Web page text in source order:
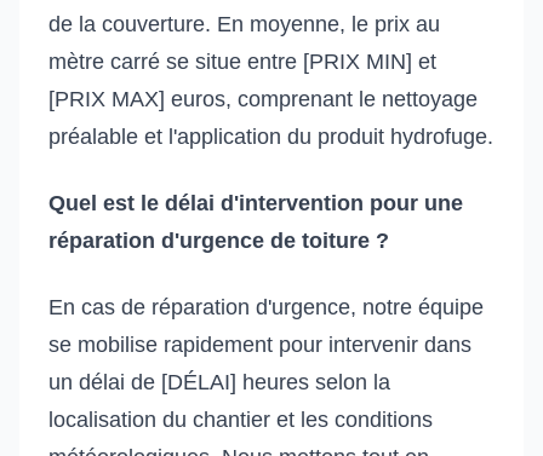
de la couverture. En moyenne, le prix au
mètre carré se situe entre [PRIX MIN] et
[PRIX MAX] euros, comprenant le nettoyage
préalable et l'application du produit hydrofuge.
Quel est le délai d'intervention pour une
réparation d'urgence de toiture ?
En cas de réparation d'urgence, notre équipe
se mobilise rapidement pour intervenir dans
un délai de [DÉLAI] heures selon la
localisation du chantier et les conditions